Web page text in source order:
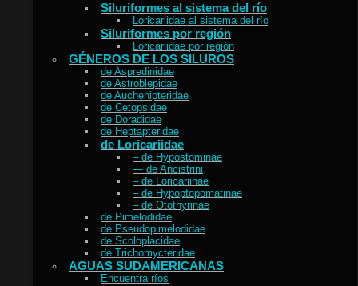
Siluriformes al sistema del río
Loricariidae al sistema del río
Siluriformes por región
Loricariidae por región
GÉNEROS DE LOS SILUROS
de Aspredinidae
de Astroblepidae
de Auchenipteridae
de Cetopsidae
de Doradidae
de Heptapteridae
de Loricariidae
– de Hypostominae
— de Ancistrini
– de Loricariinae
– de Hypoptopomatinae
– de Otothyrinae
de Pimelodidae
de Pseudopimelodidae
de Scoloplacidae
de Trichomycteridae
AGUAS SUDAMERICANAS
Encuentra ríos